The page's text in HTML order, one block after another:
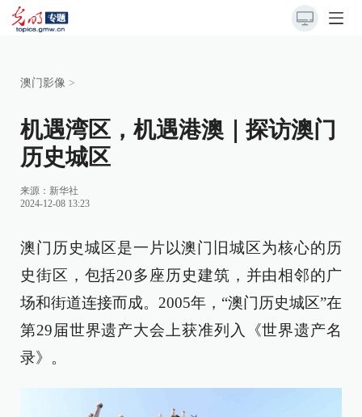
澳门影像 >
机遇湾区，机遇港澳｜探访澳门
历史城区
来源： 新华社
2024-12-08 13:23
澳门历史城区是一片以澳门旧城区为核心的历
史街区，包括20多座历史建筑，并由相邻的广
场和街道连接而成。2005年，“澳门历史城区”在
第29届世界遗产大会上获准列入《世界遗产名
录》。